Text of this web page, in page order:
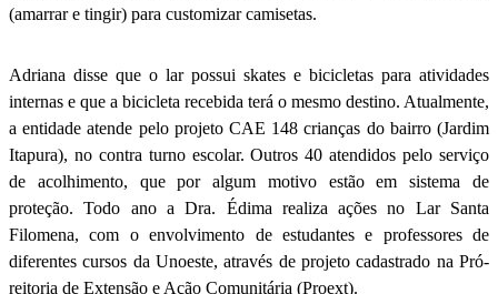
(amarrar e tingir) para customizar camisetas.
Adriana disse que o lar possui skates e bicicletas para atividades
internas e que a bicicleta recebida terá o mesmo destino. Atualmente,
a entidade atende pelo projeto CAE 148 crianças do bairro (Jardim
Itapura), no contra turno escolar. Outros 40 atendidos pelo serviço
de acolhimento, que por algum motivo estão em sistema de
proteção. Todo ano a Dra. Édima realiza ações no Lar Santa
Filomena, com o envolvimento de estudantes e professores de
diferentes cursos da Unoeste, através de projeto cadastrado na Pró-
reitoria de Extensão e Ação Comunitária (Proext).